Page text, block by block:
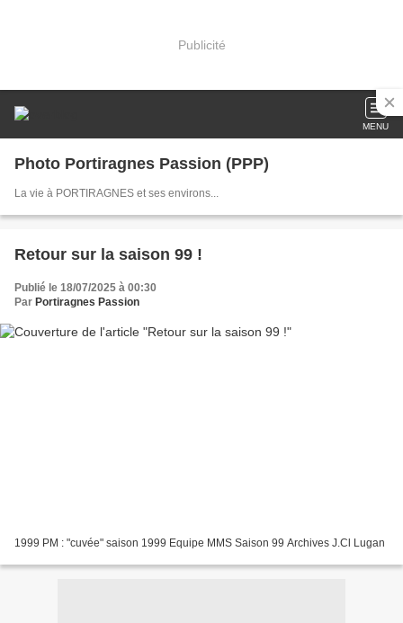
Publicité
MENU
Photo Portiragnes Passion (PPP)
La vie à PORTIRAGNES et ses environs...
Retour sur la saison 99 !
Publié le 18/07/2025 à 00:30
Par Portiragnes Passion
1999 PM : "cuvée" saison 1999 Equipe MMS Saison 99 Archives J.Cl Lugan